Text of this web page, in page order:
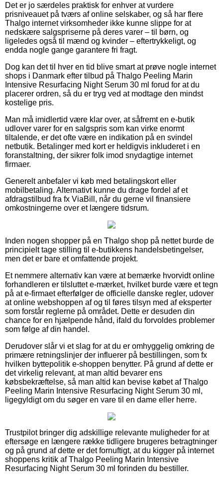
Det er jo særdeles praktisk for enhver at vurdere
prisniveauet på tværs af online selskaber, og så har flere
Thalgo internet virksomheder ikke kunne slippe for at
nedskære salgspriserne på deres varer – til børn, og
ligeledes også til mænd og kvinder – eftertrykkeligt, og
endda nogle gange garantere fri fragt.
Dog kan det til hver en tid blive smart at prøve nogle internet
shops i Danmark efter tilbud på Thalgo Peeling Marin
Intensive Resurfacing Night Serum 30 ml forud for at du
placerer ordren, så du er tryg ved at modtage den mindst
kostelige pris.
Man må imidlertid være klar over, at såfremt en e-butik
udlover varer for en salgspris som kan virke enormt
tiltalende, er det ofte være en indikation på en svindel
netbutik. Betalinger med kort er heldigvis inkluderet i en
foranstaltning, der sikrer folk imod snydagtige internet
firmaer.
Generelt anbefaler vi køb med betalingskort eller
mobilbetaling. Alternativt kunne du drage fordel af et
afdragstilbud fra fx ViaBill, når du gerne vil finansiere
omkostningerne over et længere tidsrum.
Inden nogen shopper på en Thalgo shop på nettet burde de
principielt tage stilling til e-butikkens handelsbetingelser,
men det er bare et omfattende projekt.
Et nemmere alternativ kan være at bemærke hvorvidt online
forhandleren er tilsluttet e-mærket, hvilket burde være et tegn
på at e-firmaet efterfølger de officielle danske regler, udover
at online webshoppen af og til føres tilsyn med af eksperter
som forstår reglerne på området. Dette er desuden din
chance for en hjælpende hånd, ifald du forvoldes problemer
som følge af din handel.
Derudover slår vi et slag for at du er omhyggelig omkring de
primære retningslinjer der influerer på bestillingen, som fx
hvilken byttepolitik e-shoppen benytter. På grund af dette er
det virkelig relevant, at man altid bevarer ens
købsbekræftelse, så man altid kan bevise købet af Thalgo
Peeling Marin Intensive Resurfacing Night Serum 30 ml,
ligegyldigt om du søger en vare til en dame eller herre.
Trustpilot bringer dig adskillige relevante muligheder for at
eftersøge en længere række tidligere brugeres betragtninger
og på grund af dette er det fornuftigt, at du kigger på internet
shoppens kritik af Thalgo Peeling Marin Intensive
Resurfacing Night Serum 30 ml forinden du bestiller.